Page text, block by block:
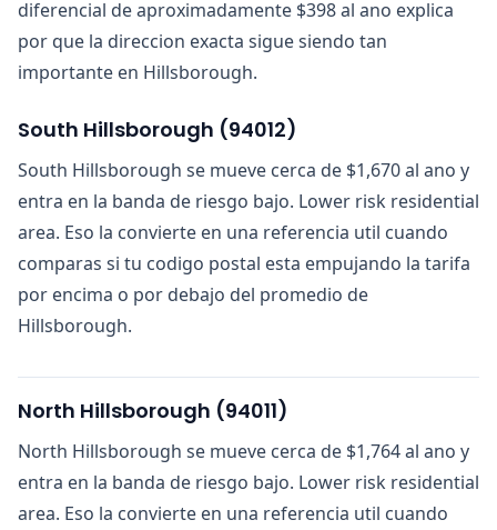
diferencial de aproximadamente $398 al ano explica
por que la direccion exacta sigue siendo tan
importante en Hillsborough.
South Hillsborough (94012)
South Hillsborough se mueve cerca de $1,670 al ano y
entra en la banda de riesgo bajo. Lower risk residential
area. Eso la convierte en una referencia util cuando
comparas si tu codigo postal esta empujando la tarifa
por encima o por debajo del promedio de
Hillsborough.
North Hillsborough (94011)
North Hillsborough se mueve cerca de $1,764 al ano y
entra en la banda de riesgo bajo. Lower risk residential
area. Eso la convierte en una referencia util cuando